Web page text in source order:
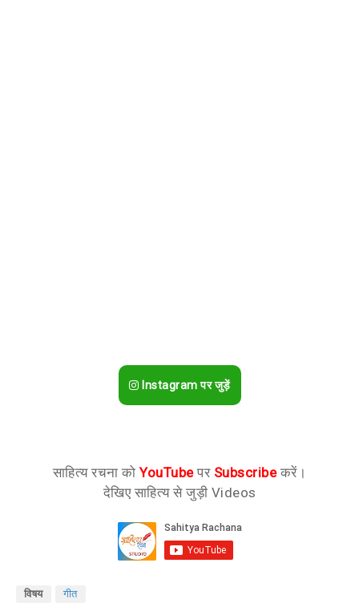
Instagram पर जुड़ें
साहित्य रचना कोYouTubeपर Subscribeकरें।
देखिए साहित्य से जुड़ी Videos
विषय गीत